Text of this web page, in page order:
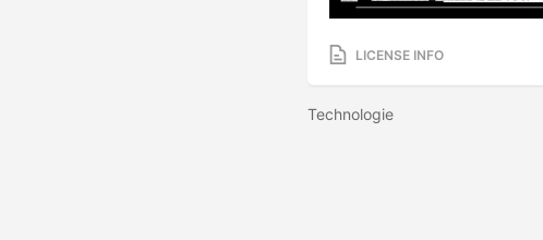
LICENSE INFO
Technologie